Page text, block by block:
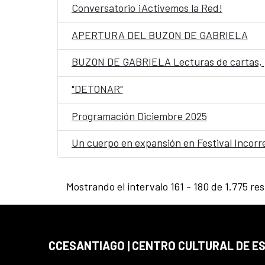
Conversatorio ¡Activemos la Red!
APERTURA DEL BUZON DE GABRIELA
BUZON DE GABRIELA Lecturas de
"DETONAR"
Programación Diciembre 2025
Un cuerpo en expansión en Festival
Mostrando el intervalo 161 - 180 de 1.775
CCESANTIAGO | CENTRO CULTURAL DE